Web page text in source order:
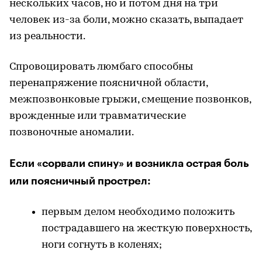
нескольких часов, но и потом дня на три
человек из-за боли, можно сказать, выпадает
из реальности.
Спровоцировать люмбаго способны
перенапряжение поясничной области,
межпозвонковые грыжи, смещение позвонков,
врожденные или травматические
позвоночные аномалии.
Если «сорвали спину» и возникла острая боль
или поясничный прострел:
первым делом необходимо положить
пострадавшего на жесткую поверхность,
ноги согнуть в коленях;